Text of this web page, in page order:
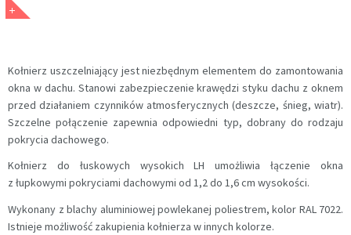
Kołnierz uszczelniający jest niezbędnym elementem do zamontowania
okna w dachu. Stanowi zabezpieczenie krawędzi styku dachu z oknem
przed działaniem czynników atmosferycznych (deszcze, śnieg, wiatr).
Szczelne połączenie zapewnia odpowiedni typ, dobrany do rodzaju
pokrycia dachowego.
Kołnierz do łuskowych wysokich LH umożliwia łączenie okna
z łupkowymi pokryciami dachowymi od 1,2 do 1,6 cm wysokości.
Wykonany z blachy aluminiowej powlekanej poliestrem, kolor RAL 7022.
Istnieje możliwość zakupienia kołnierza w innych kolorze.